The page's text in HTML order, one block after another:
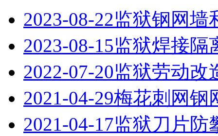
2023-08-22监狱钢网墙
2023-08-15监狱焊接隔
2022-07-20监狱劳动改
2021-04-29梅花刺网钢
2021-04-17监狱刀片防